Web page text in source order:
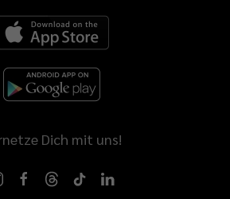
Dich mit uns!